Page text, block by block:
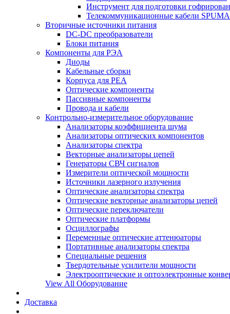
Инструмент для подготовки
Телекоммуникационные кабели SPUMA
Вторичные источники питания
DC-DC преобразователи
Блоки питания
Компоненты для РЭА
Диоды
Кабельные сборки
Корпуса для РЕА
Оптические компоненты
Пассивные компоненты
Провода и кабели
Контрольно-измерительное оборудование
Анализаторы коэффициента шума
Анализаторы оптических компонентов
Анализаторы спектра
Векторные анализаторы цепей
Генераторы СВЧ сигналов
Измерители оптической мощности
Источники лазерного излучения
Оптические анализаторы спектра
Оптические векторные анализаторы цепей
Оптические переключатели
Оптические платформы
Осциллографы
Переменные оптические аттенюаторы
Портативные анализаторы спектра
Специальные решения
Твердотельные усилители мощности
Электрооптические и оптоэлектронные
View All Оборудование
Доставка